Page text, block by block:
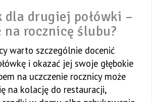
dla drugiej połówki –
na rocznicę ślubu?
warto szczególnie docenić
i okazać jej swoje głębokie
na uczczenie rocznicy może
na kolację do restauracji,